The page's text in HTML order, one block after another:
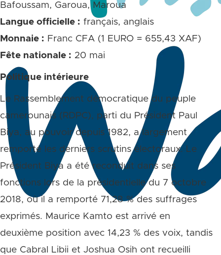
Bafoussam, Garoua, Maroua
Langue officielle : français, anglais
Monnaie : Franc CFA (1 EURO = 655,43 XAF)
Fête nationale : 20 mai
Politique intérieure
Le Rassemblement démocratique du peuple
camerounais (RDPC), parti du Président Paul
Biya, au pouvoir depuis 1982, a largement
remporté les derniers scrutins électoraux. Le
Président Biya a été reconduit dans ses
fonctions lors de la présidentielle du 7 octobre
2018, où il a remporté 71,28 % des suffrages
exprimés. Maurice Kamto est arrivé en
deuxième position avec 14,23 % des voix, tandis
que Cabral Libii et Joshua Osih ont recueilli